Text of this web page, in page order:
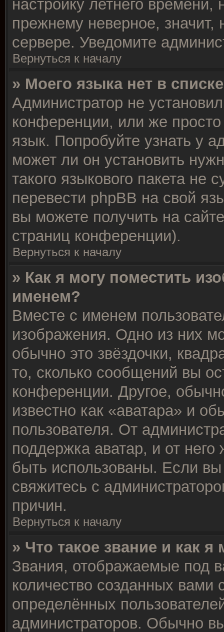
настройку летнего
прежнему неверное, значит,
сервере. Уведомите
Вернуться к началу
» Моего языка нет в
Администратор не
конференции, или же
язык. Попробуйте узнать у
может ли он установить
такого языкового пакета не
перевести phpBB на свой
вы можете получить на
страниц конференции).
Вернуться к началу
» Как я могу поместить
именем?
Вместе с именем
изображения. Одно из них
обычно это звёздочки,
то, сколько сообщений вы
конференции. Другое,
известно как «аватара» и
пользователя. От
поддержка аватар, и от него
быть использованы. Если
свяжитесь с
причин.
Вернуться к началу
» Что такое звание и как я
Звания, отображаемые под
количество созданных
определённых
администраторов. Обычно